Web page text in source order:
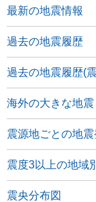
最新の地震情報
過去の地震履歴
過去の地震履歴(
海外の大きな地震
震源地ごとの地
震度3以上の地域
震央分布図